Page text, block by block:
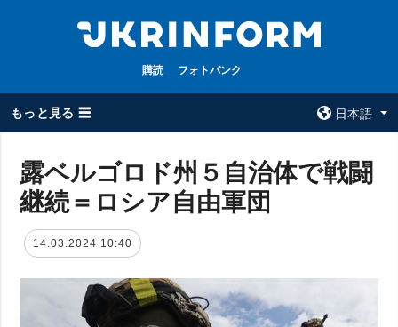
購読 フォトバンク
もっと見る ☰
日本語
全てのトピック
被占領地
政治
経済・復興
ウクルインフォ
ルム
コンタクト
露ベルゴロド州５自治体で戦闘
継続＝ロシア自由軍団
14.03.2024 10:40